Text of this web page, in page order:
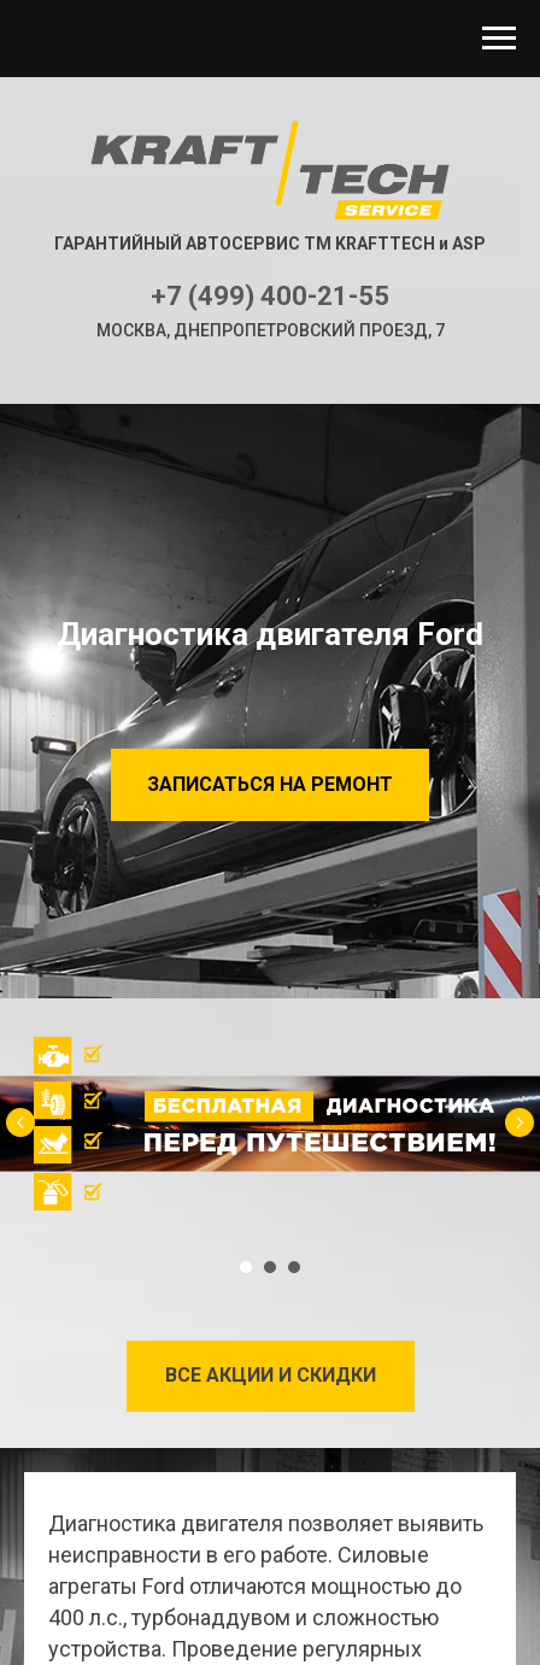
ГАРАНТИЙНЫЙ АВТОСЕРВИС ТМ KRAFTTECH и ASP
+7 (499) 400-21-55
МОСКВА, ДНЕПРОПЕТРОВСКИЙ ПРОЕЗД, 7
Диагностика двигателя Ford
ЗАПИСАТЬСЯ НА РЕМОНТ
ВСЕ АКЦИИ И СКИДКИ
Диагностика двигателя позволяет выявить
неисправности в его работе. Силовые
агрегаты Ford отличаются мощностью до
400 л.с., турбонаддувом и сложностью
устройства. Проведение регулярных